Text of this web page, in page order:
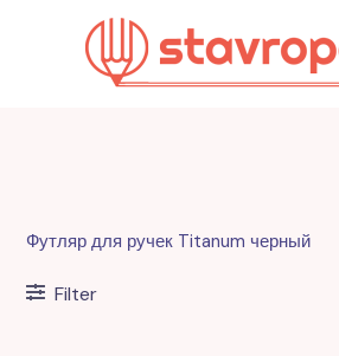
содержимому
Футляр для ручек Titanum черный
Filter